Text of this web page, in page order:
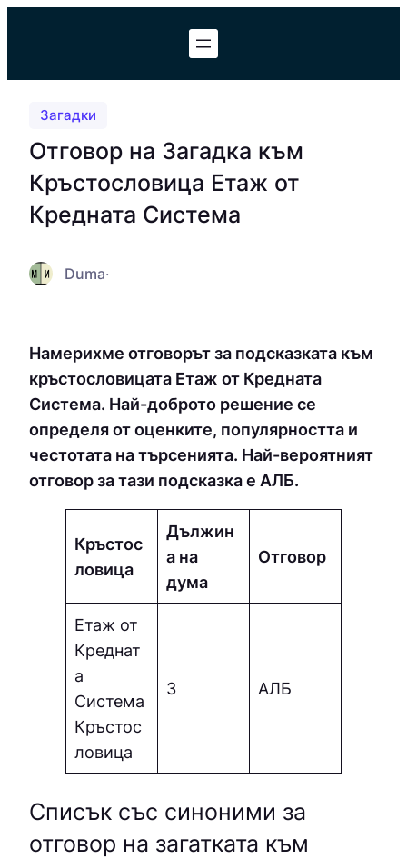
Загадки
Отговор на Загадка към
Кръстословица Етаж от
Кредната Система
Duma·
Намерихме отговорът за подсказката към
кръстословицата Етаж от Кредната
Система. Най-доброто решение се
определя от оценките, популярността и
честотата на търсенията. Най-вероятният
отговор за тази подсказка е АЛБ.
Кръстос
ловица
Дължин
а на
дума
Отговор
Етаж от
Креднат
а
Система
Кръстос
ловица
3 АЛБ
Списък със синоними за
отговор на загатката към